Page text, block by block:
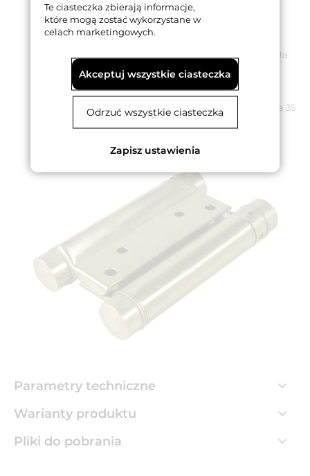
Mosiężny zawias sprężynowy przeznaczony do drzwi
Posiada sprężynę, która wymusza zamknięcie skrzydła
drzwiowego.
Wykonany ze stali i dostępny w wykończeniu
mosiądzowanym.
Odpowiedni do drzwi o minimalnej grubości skrzydła 35
Parametry techniczne
Warianty produktu
Pliki do pobrania
Te ciasteczka zbierają informacje,
które mogą zostać wykorzystane w
celach marketingowych.
Akceptuj wszystkie ciasteczka
Odrzuć wszystkie ciasteczka
Zapisz ustawienia